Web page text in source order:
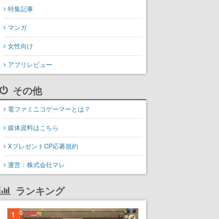
特集記事
マンガ
女性向け
アプリレビュー
その他
電ファミニコゲーマーとは？
媒体資料はこちら
XプレゼントCP応募規約
運営：株式会社マレ
ランキング
1